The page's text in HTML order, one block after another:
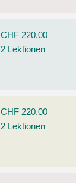
CHF 220.00
2 Lektionen
CHF 220.00
2 Lektionen